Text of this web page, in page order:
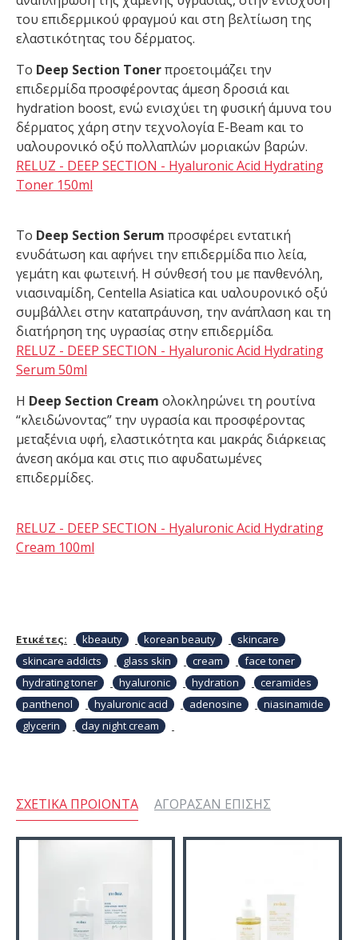
του επιδερμικού φραγμού και στη βελτίωση της
ελαστικότητας του δέρματος.
Το Deep Section Tonerπροετοιμάζει την
επιδερμίδα προσφέροντας άμεση δροσιά και
hydration boost, ενώ ενισχύει τη φυσική άμυνα του
δέρματος χάρη στην τεχνολογία E-Beam και το
υαλουρονικό οξύ πολλαπλών μοριακών βαρών.
RELUZ - DEEP SECTION - Hyaluronic Acid Hydrating
Toner 150ml
Το Deep Section Serum προσφέρει εντατική
ενυδάτωση και αφήνει την επιδερμίδα πιο λεία,
γεμάτη και φωτεινή. Η σύνθεσή του με πανθενόλη,
νιασιναμίδη, Centella Asiatica και υαλουρονικό οξύ
συμβάλλει στην καταπράυνση, την ανάπλαση και τη
διατήρηση της υγρασίας στην επιδερμίδα.
RELUZ - DEEP SECTION - Hyaluronic Acid Hydrating
Serum 50ml
Η Deep Section Cream ολοκληρώνει τη ρουτίνα
“κλειδώνοντας” την υγρασία και προσφέροντας
μεταξένια υφή, ελαστικότητα και μακράς διάρκειας
άνεση ακόμα και στις πιο αφυδατωμένες
επιδερμίδες.
RELUZ - DEEP SECTION - Hyaluronic Acid Hydrating
Cream 100ml
Ετικέτες: kbeauty korean beauty
skincare
skincare addicts
glass skin cream
face toner
hydrating toner
hyaluronic hydration
ceramides
panthenol
hyaluronic acid adenosine
niasinamide
glycerin
day night cream
ΣΧΕΤΙΚΆ ΠΡΟΙΌΝΤΑ ΑΓΌΡΑΣΑΝ ΕΠΊΣΗΣ